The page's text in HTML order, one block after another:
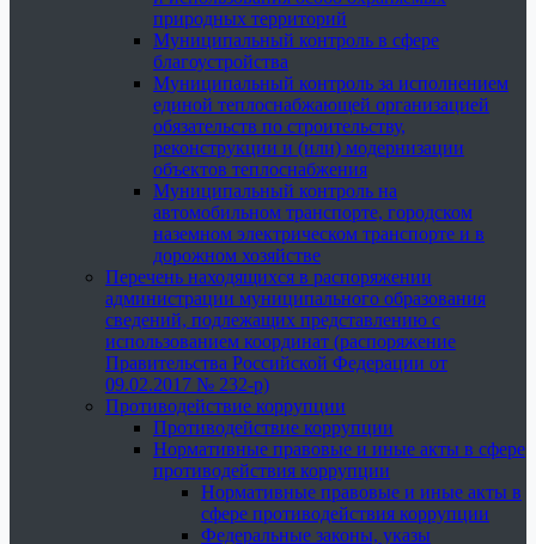
природных территорий
Муниципальный контроль в сфере
благоустройства
Муниципальный контроль за исполнением
единой теплоснабжающей организацией
обязательств по строительству,
реконструкции и (или) модернизации
объектов теплоснабжения
Муниципальный контроль на
автомобильном транспорте, городском
наземном электрическом транспорте и в
дорожном хозяйстве
Перечень находящихся в распоряжении
администрации муниципального образования
сведений, подлежащих представлению с
использованием координат (распоряжение
Правительства Российской Федерации от
09.02.2017 № 232-р)
Противодействие коррупции
Противодействие коррупции
Нормативные правовые и иные акты в сфере
противодействия коррупции
Нормативные правовые и иные акты в
сфере противодействия коррупции
Федеральные законы, указы